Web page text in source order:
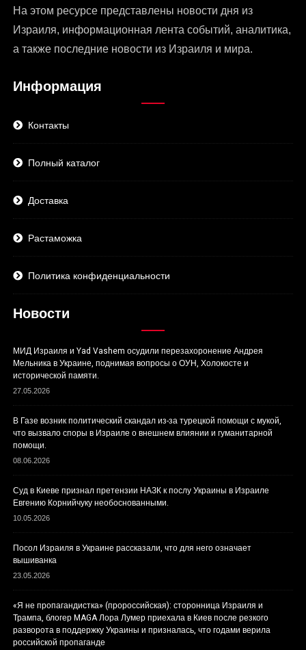
На этом ресурсе представлены новости дня из
Израиля, информационная лента событий, аналитика,
а также последние новости из Израиля и мира.
Информация
Контакты
Полный каталог
Доставка
Растаможка
Политика конфиденциальности
Новости
МИД Израиля и Yad Vashem осудили перезахоронение Андрея
Мельника в Украине, поднимая вопросы о ОУН, Холокосте и
исторической памяти.
27.05.2026
В Газе возник политический скандал из-за турецкой помощи с мукой,
что вызвало споры в Израиле о внешнем влиянии и гуманитарной
помощи.
08.06.2026
Суд в Киеве признал претензии НАЗК к послу Украины в Израиле
Евгению Корнийчуку необоснованными.
10.05.2026
Посол Израиля в Украине рассказали, что для него означает
вышиванка
23.05.2026
«Я не пропагандистка» (пророссийская): сторонница Израиля и
Трампа, блогер MAGA Лора Лумер приехала в Киев после резкого
разворота в поддержку Украины и призналась, что годами верила
российской пропаганде